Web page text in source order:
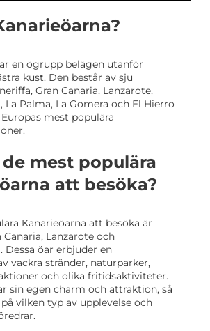
en ögrupp belägen utanför
kust. Den består av sju
Gran Canaria, Lanzarote,
La Palma, La Gomera och El Hierro
mest populära
mest populära
att besöka?
Kanarieöarna att besöka är
Canaria, Lanzarote och
Dessa öar erbjuder en
vackra stränder, naturparker,
och olika fritidsaktiviteter.
sin egen charm och attraktion, så
vilken typ av upplevelse och